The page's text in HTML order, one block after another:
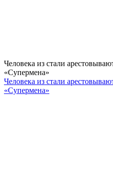
Человека из стали
«Супермена»
Человека из стали
«Супермена»